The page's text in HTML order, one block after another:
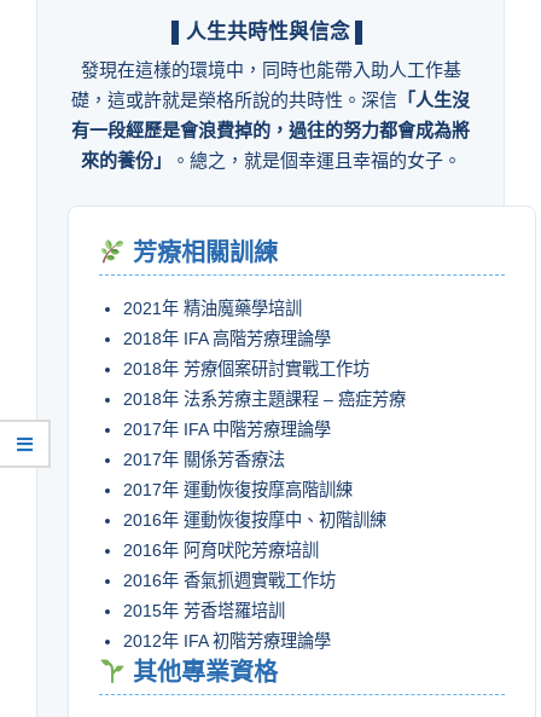
▌人生共時性與信念 ▌
發現在這樣的環境中，同時也能帶入助人工作基
礎，這或許就是榮格所說的共時性。深信 「人生沒
有一段經歷是會浪費掉的，過往的努力都會成為將
來的養份」
。總之，就是個幸運且幸福的女子。
芳療相關訓練
2021年 精油魔藥學培訓
2018年 IFA 高階芳療理論學
2018年 芳療個案研討實戰工作坊
2018年 法系芳療主題課程 – 癌症芳療
2017年 IFA 中階芳療理論學
2017年 關係芳香療法
2017年 運動恢復按摩高階訓練
2016年 運動恢復按摩中、初階訓練
2016年 阿育吠陀芳療培訓
2016年 香氣抓週實戰工作坊
2015年 芳香塔羅培訓
2012年 IFA 初階芳療理論學
其他專業資格